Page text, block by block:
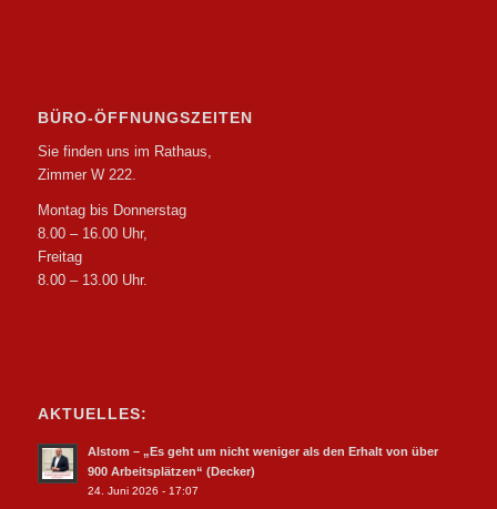
BÜRO-ÖFFNUNGSZEITEN
Sie finden uns im Rathaus,
Zimmer W 222.
Montag bis Donnerstag
8.00 – 16.00 Uhr,
Freitag
8.00 – 13.00 Uhr.
AKTUELLES:
Alstom – „Es geht um nicht weniger als den Erhalt von über
900 Arbeitsplätzen“ (Decker)
24. Juni 2026 - 17:07